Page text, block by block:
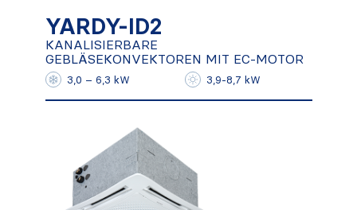
YARDY-ID2
KANALISIERBARE
GEBLÄSEKONVEKTOREN MIT EC-MOTOR
3,0 – 6,3 kW 3,9-8,7 kW
MOTOR
Mehr herausfinden